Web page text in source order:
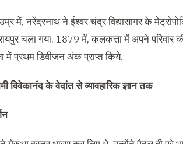
नरेंद्रनाथ ने ईश्वर चंद्र विद्यासागर के
चला गया. 1879 में, कलकत्ता में अपने परिवार
में प्रथम डिवीजन अंक प्राप्त किये.
विवेकानंद के वेदांत से व्यावहारिक ज्ञान तक